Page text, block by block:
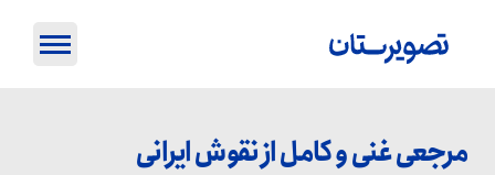
مرجعی غنی و کامل از نقوش ایرانی